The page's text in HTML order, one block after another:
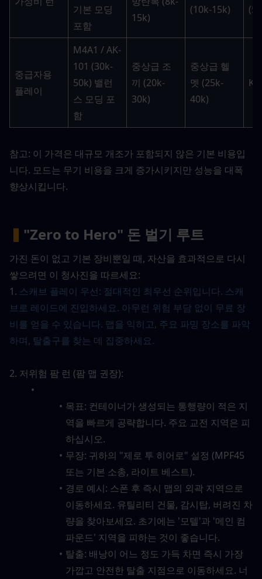
기본 모딩
포함
15k)
(10k-15k)
중급자용
플레이
M4A1 / AK-
101 (30k-
50k) 밸런
스 모딩 포
함
중상급 조
끼 (20k-
30k)
중상급 헬
멧 (25k-
40k)
참고: 이 가격은 대규모 개조가 포함되지 않은 기본 비용입
니다. 모드는 무기 비용을 크게 증가시키지만 성능을 대폭
향상시킵니다.
▍ "Zero to Hero" 돈 벌기 루트
가진 돈이 없고 기본 장비뿐일 때, 자산을 효과적으로 다시
쌓으려면 이 청사진을 따르세요:
1. 스캐브 플레이 우선: 절대적인 최우선 순위입니다. 스캐
브로 레이드에 진입하세요. 아무런 위험 부담 없이 무료 장
비를 얻을 수 있습니다. 맵을 익히고, 주요 파밍 장소를 파악
하며, 탈출구를 찾는 데 집중하세요.
2. 저위험 팜 런 (팜 맵 권장):
목표: 컨테이너가 생성되는 통행량이 적은 지
역을 빠르게 공략합니다. 주요 교전 지역은 피
하십시오.
무장: 귀하의 "제로 투 히어로" 설정 (MPF45
또는 기본 소총, 라이트 베스트).
경로 예시: 스폰 후 즉시 맵의 외곽 지역으로
이동하세요. 유틸리티 건물, 감시탑, 버려진 차
량을 찾아보세요. 초기에는 '모텔'과 '메인 컴
파운드' 지역을 피하는 것이 좋습니다.
탈출: 배낭이 어느 정도 가득 차면 즉시 가장
가깝고 안전한 탈출 지점으로 이동하세요. 너